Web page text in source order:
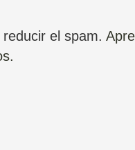
el spam.